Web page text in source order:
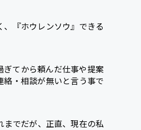
『ホウレンソウ』できる
ぎてから頼んだ仕事や提案
・相談が無いと言う事で
でだが、正直、現在の私